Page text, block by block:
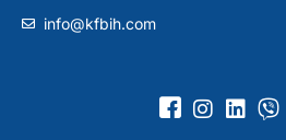
info@kfbih.com